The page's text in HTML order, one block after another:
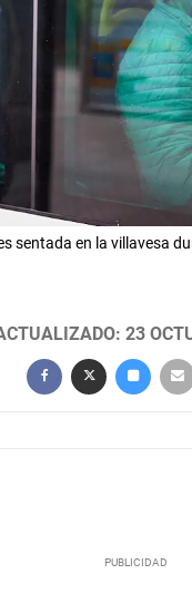
sentada en la villavesa
23